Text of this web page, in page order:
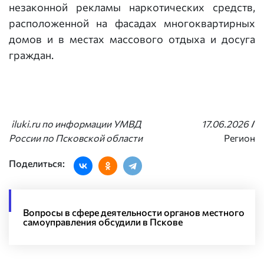
незаконной рекламы наркотических средств,
расположенной на фасадах многоквартирных
домов и в местах массового отдыха и досуга
граждан.
iluki.ru по информации УМВД
России по Псковской области
17.06.2026 /
Регион
Поделиться:
Вопросы в сфере деятельности органов местного
самоуправления обсудили в Пскове